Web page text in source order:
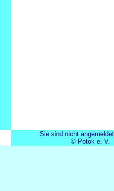
Sie sind nicht angemeldet
© Potok e. V.